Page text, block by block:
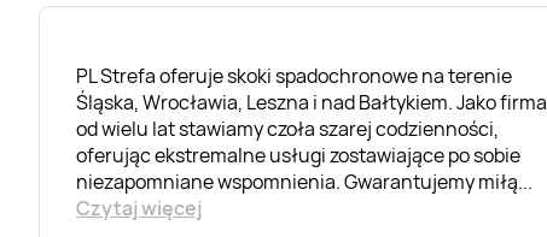
PL Strefa oferuje skoki spadochronowe na terenie
Śląska, Wrocławia, Leszna i nad Bałtykiem. Jako firma
od wielu lat stawiamy czoła szarej codzienności,
oferując ekstremalne usługi zostawiające po sobie
niezapomniane wspomnienia. Gwarantujemy miłą...
Czytaj więcej